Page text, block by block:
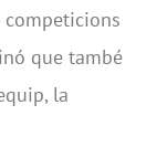
competicions
que també
la